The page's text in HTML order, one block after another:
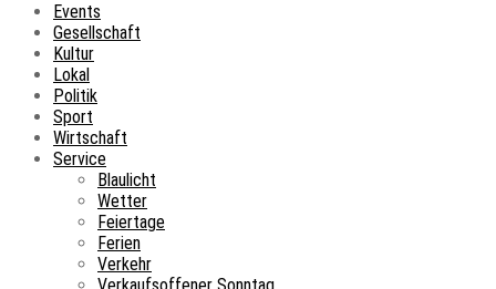
Events
Gesellschaft
Kultur
Lokal
Politik
Sport
Wirtschaft
Service
Blaulicht
Wetter
Feiertage
Ferien
Verkehr